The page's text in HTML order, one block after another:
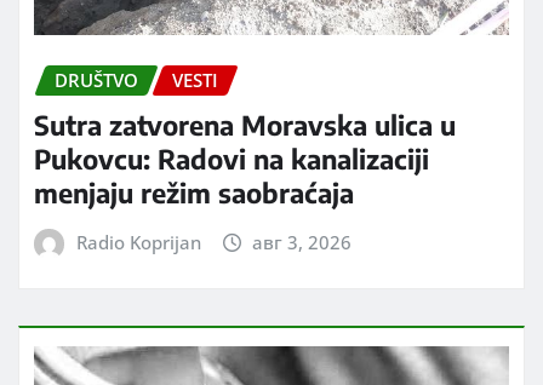
DRUŠTVO VESTI
Sutra zatvorena Moravska ulica u
Pukovcu: Radovi na kanalizaciji
menjaju režim saobraćaja
Radio Koprijan авг 3, 2026